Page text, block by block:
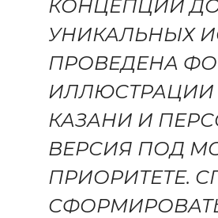
КОНЦЕПЦИИ
УНИКАЛЬНЫХ
ПРОВЕДЕНА
ИЛЛЮСТРАЦИИ
КАЗАНИ И
ВЕРСИЯ ПОД
ПРИОРИТЕТЕ.